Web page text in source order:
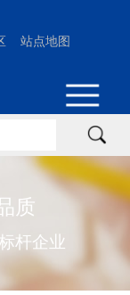
站点地图
质
杆企业